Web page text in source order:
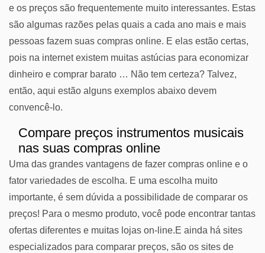
e os preços são frequentemente muito interessantes. Estas
são algumas razões pelas quais a cada ano mais e mais
pessoas fazem suas compras online. E elas estão certas,
pois na internet existem muitas astúcias para economizar
dinheiro e comprar barato … Não tem certeza? Talvez,
então, aqui estão alguns exemplos abaixo devem
convencê-lo.
Compare preços instrumentos musicais
nas suas compras online
Uma das grandes vantagens de fazer compras online e o
fator variedades de escolha. E uma escolha muito
importante, é sem dúvida a possibilidade de comparar os
preços! Para o mesmo produto, você pode encontrar tantas
ofertas diferentes e muitas lojas on-line.E ainda há sites
especializados para comparar preços, são os sites de